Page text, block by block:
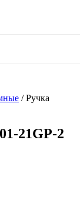
/ Ручка
21GP-2